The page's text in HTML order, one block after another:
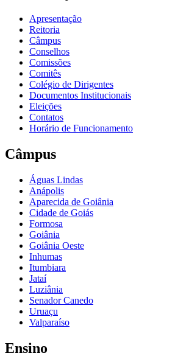
Apresentação
Reitoria
Câmpus
Conselhos
Comissões
Comitês
Colégio de Dirigentes
Documentos Institucionais
Eleições
Contatos
Horário de Funcionamento
Câmpus
Águas Lindas
Anápolis
Aparecida de Goiânia
Cidade de Goiás
Formosa
Goiânia
Goiânia Oeste
Inhumas
Itumbiara
Jataí
Luziânia
Senador Canedo
Uruaçu
Valparaíso
Ensino